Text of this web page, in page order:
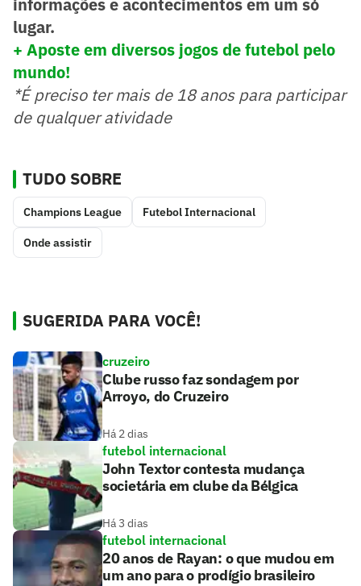
informações e acontecimentos em um só
lugar.
+ Aposte em diversos jogos de futebol pelo
mundo!
*É preciso ter mais de 18 anos para participar
de qualquer atividade
TUDO SOBRE
Champions League Futebol Internacional
Onde assistir
SUGERIDA PARA VOCÊ!
cruzeiro
Clube russo faz sondagem por
Arroyo, do Cruzeiro
Há 2 dias
futebol internacional
John Textor contesta mudança
societária em clube da Bélgica
Há 3 dias
futebol internacional
20 anos de Rayan: o que mudou em
um ano para o prodígio brasileiro